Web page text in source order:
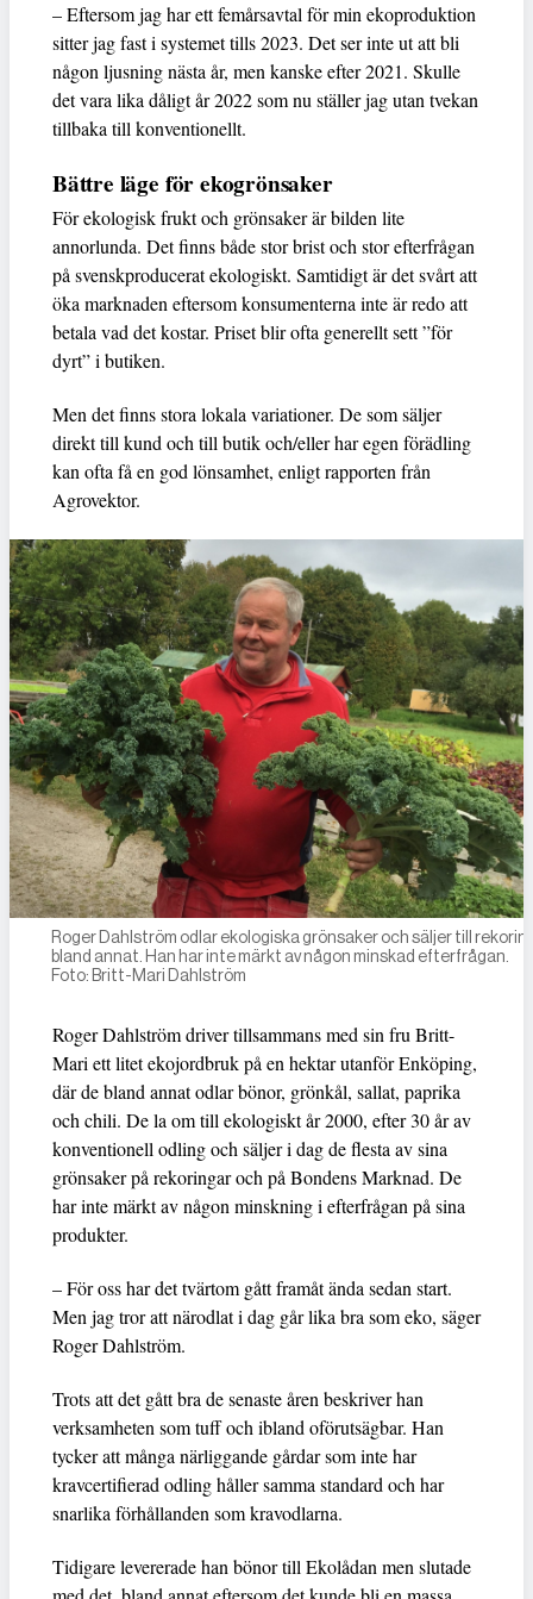
– Eftersom jag har ett femårsavtal för min ekoproduktion
sitter jag fast i systemet tills 2023. Det ser inte ut att bli
någon ljusning nästa år, men kanske efter 2021. Skulle
det vara lika dåligt år 2022 som nu ställer jag utan tvekan
tillbaka till konventionellt.
Bättre läge för ekogrönsaker
För ekologisk frukt och grönsaker är bilden lite
annorlunda. Det finns både stor brist och stor efterfrågan
på svenskproducerat ekologiskt. Samtidigt är det svårt att
öka marknaden eftersom konsumenterna inte är redo att
betala vad det kostar. Priset blir ofta generellt sett ”för
dyrt” i butiken.
Men det finns stora lokala variationer. De som säljer
direkt till kund och till butik och/eller har egen förädling
kan ofta få en god lönsamhet, enligt rapporten från
Agrovektor.
Roger Dahlström odlar ekologiska grönsaker och säljer till
bland annat. Han har inte märkt av någon minskad efterfrågan.
Foto: Britt-Mari Dahlström
Roger Dahlström driver tillsammans med sin fru Britt-
Mari ett litet ekojordbruk på en hektar utanför Enköping,
där de bland annat odlar bönor, grönkål, sallat, paprika
och chili. De la om till ekologiskt år 2000, efter 30 år av
konventionell odling och säljer i dag de flesta av sina
grönsaker på rekoringar och på Bondens Marknad. De
har inte märkt av någon minskning i efterfrågan på sina
produkter.
– För oss har det tvärtom gått framåt ända sedan start.
Men jag tror att närodlat i dag går lika bra som eko, säger
Roger Dahlström.
Trots att det gått bra de senaste åren beskriver han
verksamheten som tuff och ibland oförutsägbar. Han
tycker att många närliggande gårdar som inte har
kravcertifierad odling håller samma standard och har
snarlika förhållanden som kravodlarna.
Tidigare levererade han bönor till Ekolådan men slutade